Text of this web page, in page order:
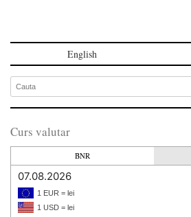
English
Curs valutar
BNR
07.08.2026
1 EUR = lei
1 USD = lei